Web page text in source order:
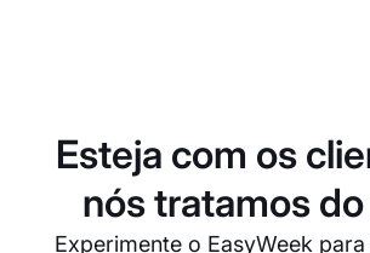
equipa.
Esteja com os
nós tratamos
Experimente o EasyWeek